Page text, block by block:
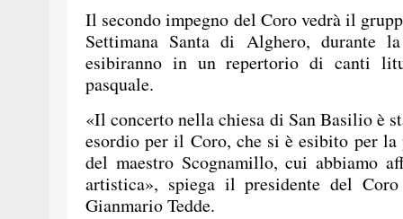
Il secondo impegno del Coro vedrà il
Settimana Santa di Alghero, durante
esibiranno in un repertorio di canti
pasquale.
«Il concerto nella chiesa di San Basilio è
esordio per il Coro, che si è esibito per
del maestro Scognamillo, cui abbiamo
artistica», spiega il presidente del
Gianmario Tedde.